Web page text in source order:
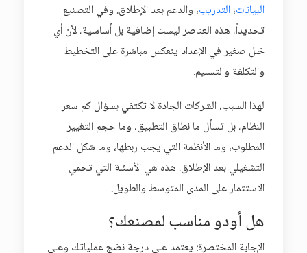
البيانات،التدريب، والدعم بعد الإطلاق. وفي التصنيع
تحديداً، هذه العناصر ليست إضافية بل أساسية، لأن أي
خلل صغير في الإعداد ينعكس مباشرة على التخطيط
والتكلفة والتسليم.
لهذا السبب، الشركات الجادة لا تكتفي بسؤال كم سعر
النظام، بل تسأل ما نطاق التطبيق، وما حجم التغيير
المطلوب، وما الأنظمة التي يجب ربطها، وما شكل الدعم
التشغيلي بعد الإطلاق. هذه هي الأسئلة التي تحمي
الاستثمار على المدى المتوسط والطويل.
هل أودو مناسب لمصنعك؟
الإجابة المختصرة: يعتمد على درجة نضج عملياتك وعلى